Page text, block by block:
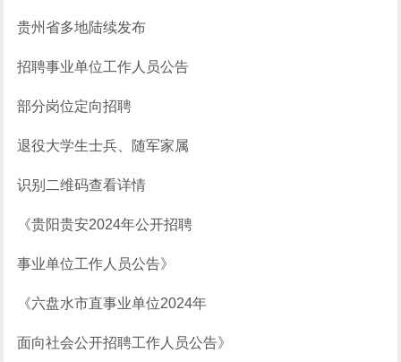
贵州省多地陆续发布
招聘事业单位工作人员公告
部分岗位定向招聘
退役大学生士兵、随军家属
识别二维码查看详情
《贵阳贵安2024年公开招聘
事业单位工作人员公告》
《六盘水市直事业单位2024年
面向社会公开招聘工作人员公告》